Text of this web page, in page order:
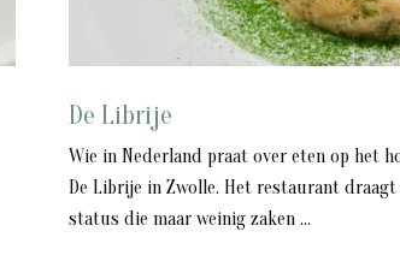
De Librije
Wie in Nederland praat over eten op het
De Librije in Zwolle. Het restaurant
status die maar weinig zaken ...